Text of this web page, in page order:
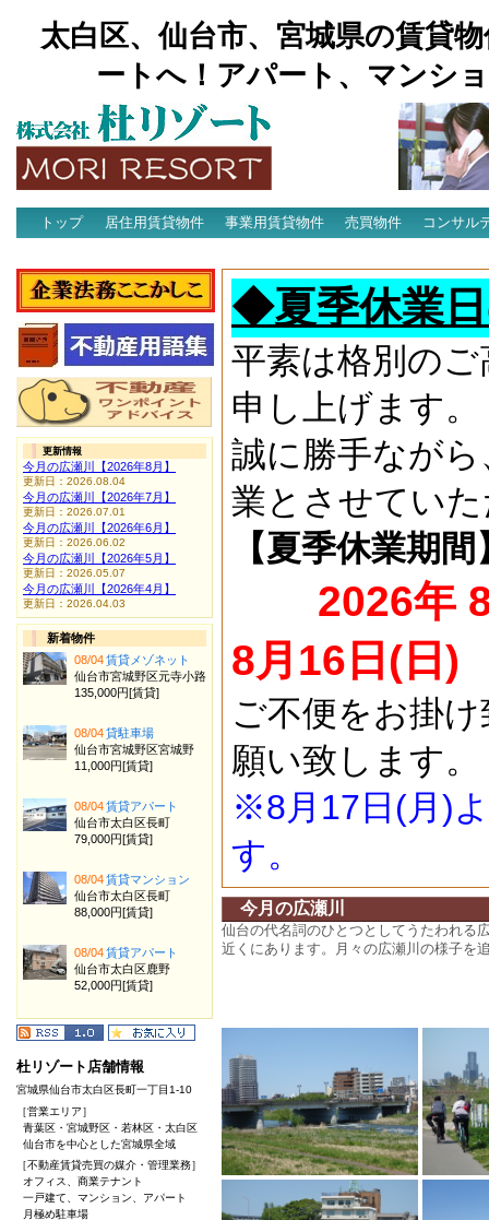
太白区、仙台市、宮城県の賃貸
ートへ！アパート、マンシ
トップ 居住用賃貸物件 事業用賃貸物件 売買物件
コンサル
◆夏季休業
平素は格別の
申し上げます。
誠に勝手なが
業とさせてい
【夏季休業期間
2026年
8月16日(日)
ご不便をお掛
願い致します。
※8月17日(月)
す。
今月の広瀬川
仙台の代名詞のひとつとしてうたわれる
近くにあります。月々の広瀬川の様子を
更新情報
今月の広瀬川【2026年8月】
更新日：2026.08.04
今月の広瀬川【2026年7月】
更新日：2026.07.01
今月の広瀬川【2026年6月】
更新日：2026.06.02
今月の広瀬川【2026年5月】
更新日：2026.05.07
今月の広瀬川【2026年4月】
更新日：2026.04.03
新着物件
08/04賃貸メゾネット
仙台市宮城野区元寺小路
135,000円[賃貸]
08/04貸駐車場
仙台市宮城野区宮城野
11,000円[賃貸]
08/04賃貸アパート
仙台市太白区長町
79,000円[賃貸]
08/04賃貸マンション
仙台市太白区長町
88,000円[賃貸]
08/04賃貸アパート
仙台市太白区鹿野
52,000円[賃貸]
杜リゾート店舗情報
宮城県仙台市太白区長町一丁目1-10
［営業エリア］
青葉区・宮城野区・若林区・太白区
仙台市を中心とした宮城県全域
［不動産賃貸売買の媒介・管理業務］
オフィス、商業テナント
一戸建て、マンション、アパート
月極め駐車場